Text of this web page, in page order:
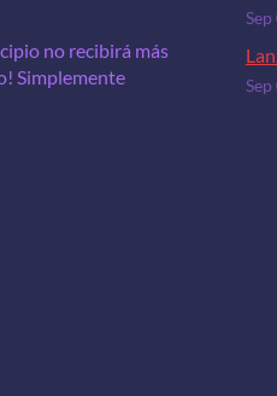
no recibirá más
Simplemente
Sep
Sep